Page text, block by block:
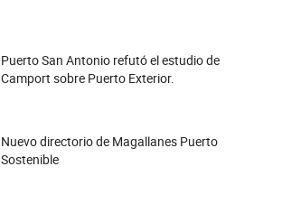
Puerto San Antonio refutó el estudio de
Camport sobre Puerto Exterior.
Nuevo directorio de Magallanes Puerto
Sostenible